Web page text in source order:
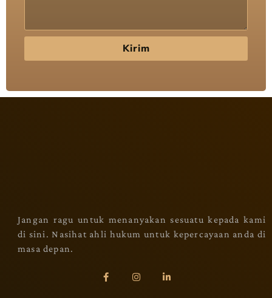
Kirim
Jangan ragu untuk menanyakan sesuatu kepada kami
di sini. Nasihat ahli hukum untuk kepercayaan anda di
masa depan.